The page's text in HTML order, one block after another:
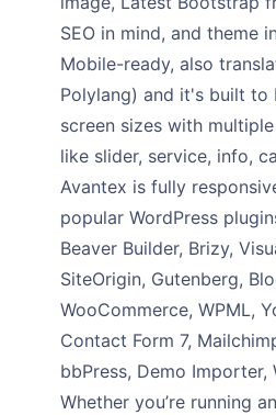
SEO in mind, and theme
Mobile-ready, also
Polylang) and it's built to
screen sizes with
like slider, service, info,
Avantex is fully
popular WordPress
Beaver Builder, Brizy,
SiteOrigin, Gutenberg,
WooCommerce, WPML,
Contact Form 7,
bbPress, Demo Importer,
Whether you’re running